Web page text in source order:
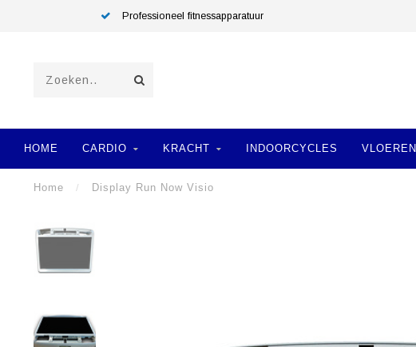
Professioneel fitnessapparatuur
HOME CARDIO KRACHT INDOORCYCLES VLOEREN
Home / Display Run Now Visio